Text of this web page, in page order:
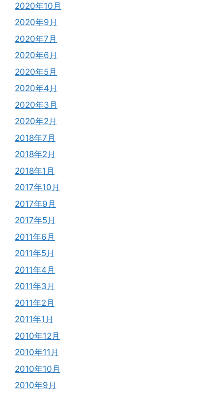
2020年10月
2020年9月
2020年7月
2020年6月
2020年5月
2020年4月
2020年3月
2020年2月
2018年7月
2018年2月
2018年1月
2017年10月
2017年9月
2017年5月
2011年6月
2011年5月
2011年4月
2011年3月
2011年2月
2011年1月
2010年12月
2010年11月
2010年10月
2010年9月